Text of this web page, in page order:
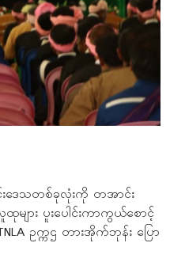
ဒေသတစ်ခုလုံးကို တအာင်း
ျား ပူးပေါင်းကာကွယ်စောင့်
ဥက္ကဌ တားအိုက်ဘုန်း ပြော